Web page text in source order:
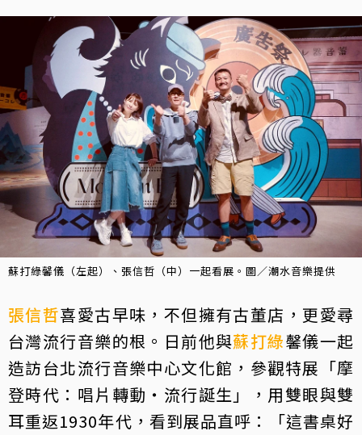
蘇打綠馨儀（左起）、張信哲（中）一起看展。圖／潮水音樂提供
張信哲喜愛古早味，不但擁有古董店，更愛尋
台灣流行音樂的根。日前他與蘇打綠馨儀一起
造訪台北流行音樂中心文化館，參觀特展「摩
登時代：唱片轉動‧流行誕生」，用雙眼與雙
耳重返1930年代，看到展品直呼：「這書桌好